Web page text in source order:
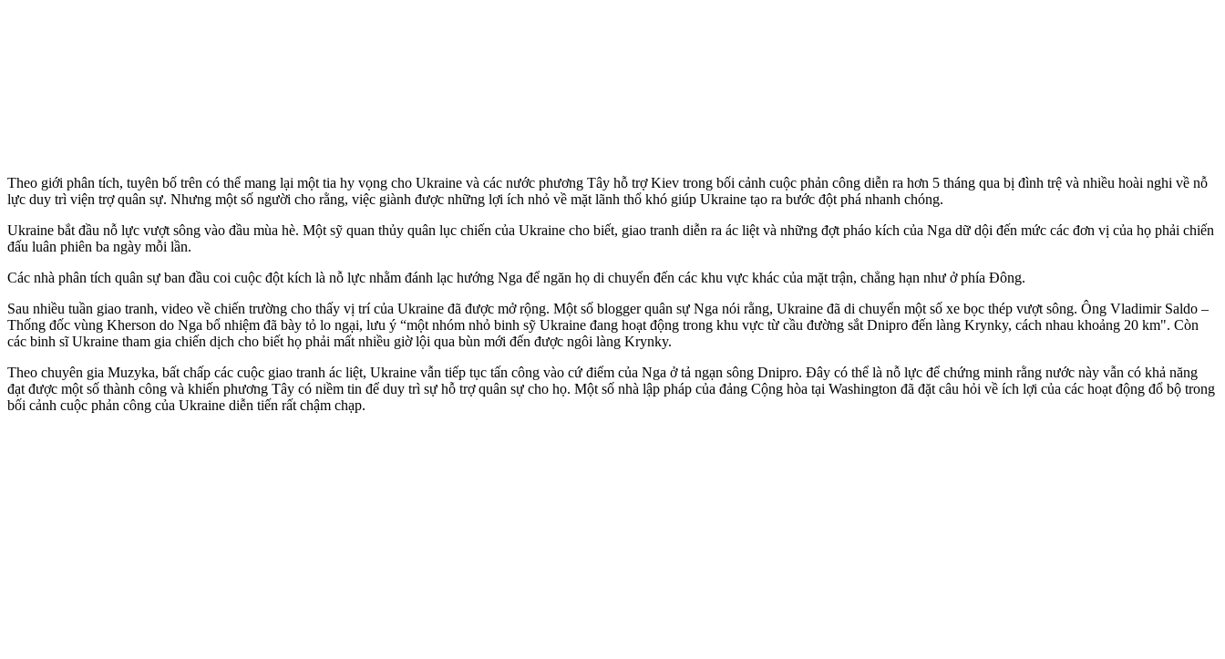
Theo giới phân tích, tuyên bố trên có thể mang lại một tia hy vọng cho Ukraine và các nước phương Tây hỗ trợ Kiev trong bối cảnh cuộc phản công diễn ra hơn 5 tháng qua bị đình trệ và nhiều hoài nghi về nỗ
lực duy trì viện trợ quân sự. Nhưng một số người cho rằng, việc giành được những lợi ích nhỏ về mặt lãnh thổ khó giúp Ukraine tạo ra bước đột phá nhanh chóng.
Ukraine bắt đầu nỗ lực vượt sông vào đầu mùa hè. Một sỹ quan thủy quân lục chiến của Ukraine cho biết, giao tranh diễn ra ác liệt và những đợt pháo kích của Nga dữ dội đến mức các đơn vị của họ phải chiến
đấu luân phiên ba ngày mỗi lần.
Các nhà phân tích quân sự ban đầu coi cuộc đột kích là nỗ lực nhằm đánh lạc hướng Nga để ngăn họ di chuyển đến các khu vực khác của mặt trận, chẳng hạn như ở phía Đông.
Sau nhiều tuần giao tranh, video về chiến trường cho thấy vị trí của Ukraine đã được mở rộng. Một số blogger quân sự Nga nói rằng, Ukraine đã di chuyển một số xe bọc thép vượt sông. Ông Vladimir Saldo –
Thống đốc vùng Kherson do Nga bổ nhiệm đã bày tỏ lo ngại, lưu ý “một nhóm nhỏ binh sỹ Ukraine đang hoạt động trong khu vực từ cầu đường sắt Dnipro đến làng Krynky, cách nhau khoảng 20 km". Còn
các binh sĩ Ukraine tham gia chiến dịch cho biết họ phải mất nhiều giờ lội qua bùn mới đến được ngôi làng Krynky.
Theo chuyên gia Muzyka, bất chấp các cuộc giao tranh ác liệt, Ukraine vẫn tiếp tục tấn công vào cứ điểm của Nga ở tả ngạn sông Dnipro. Đây có thể là nỗ lực để chứng minh rằng nước này vẫn có khả năng
đạt được một số thành công và khiến phương Tây có niềm tin để duy trì sự hỗ trợ quân sự cho họ. Một số nhà lập pháp của đảng Cộng hòa tại Washington đã đặt câu hỏi về ích lợi của các hoạt động đổ bộ trong
bối cảnh cuộc phản công của Ukraine diễn tiến rất chậm chạp.